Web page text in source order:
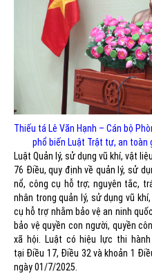
Thiếu tá Lê Văn Hạnh – Cán bộ
phổ biến Luật Trật tự, an toàn
Luật Quản lý, sử dụng vũ khí, vật
76 Điều, quy định về quản lý, sử
nổ, công cụ hỗ trợ; nguyên tắc,
nhân trong quản lý, sử dụng vũ
cụ hỗ trợ nhằm bảo vệ an ninh
bảo vệ quyền con người, quyền
xã hội. Luật có hiệu lực thi
tại Điều 17, Điều 32 và khoản 1
ngày 01/7/2025.